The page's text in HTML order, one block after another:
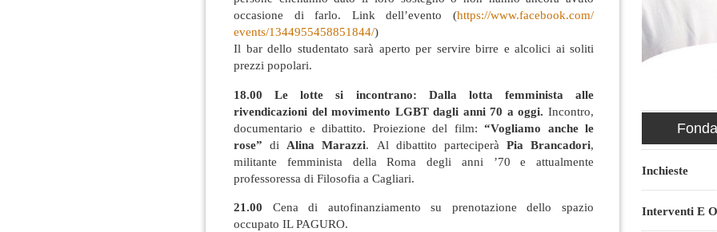
occasione di farlo. Link dell’evento (https://www.facebook.com/
events/1344955458851844/)
Il bar dello studentato sarà aperto per servire birre e alcolici ai soliti
prezzi popolari.
18.00 Le lotte si incontrano:
Dalla lotta femminista alle
rivendicazioni del movimento LGBT dagli anni 70 a oggi. Incontro,
documentario e dibattito. Proiezione del film: “Vogliamo anche le
rose” di Alina Marazzi. Al dibattito parteciperà Pia Brancadori,
militante femminista della Roma degli anni ’70 e attualmente
professoressa di Filosofia a Cagliari.
21.00 Cena di autofinanziamento su prenotazione dello spazio
occupato IL PAGURO.
Inchieste
Interventi E